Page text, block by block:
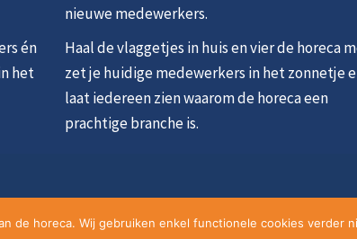
én
het
nieuwe medewerkers.
Haal de vlaggetjes in huis en vier de horeca
zet je huidige medewerkers in het zonnetje
laat iedereen zien waarom de horeca een
prachtige branche is.
de horeca. Wij gebruiken enkel functionele cookies verder